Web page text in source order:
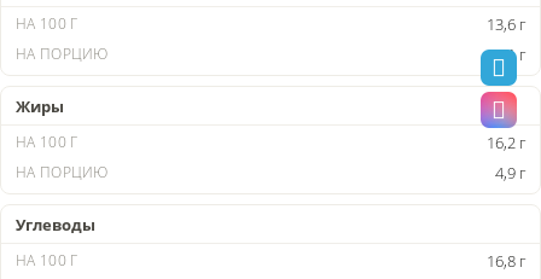
13,6 г
4,1 г
Жиры
16,2 г
4,9 г
Углеводы
16,8 г